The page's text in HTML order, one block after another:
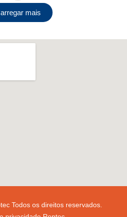
mais
Todos os direitos reservados.